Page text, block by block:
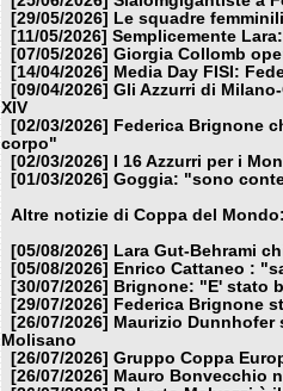
[29/05/2026]
Le squadre
[11/05/2026] Semplicemente
[07/05/2026] Giorgia Collomb
[14/04/2026] Media Day FISI:
[09/04/2026] Gli Azzurri di
XIV
[02/03/2026]
Federica Brignone
corpo"
[02/03/2026]
I 16 Azzurri per i
[01/03/2026] Goggia: "sono
Altre notizie di Coppa del
[05/08/2026]
Lara Gut-Behrami
[05/08/2026]
Enrico Cattaneo :
[30/07/2026]
Brignone: "E' stato
[29/07/2026]
Federica Brignone
[26/07/2026] Maurizio Dunnhofer
Molisano
[26/07/2026] Gruppo Coppa
[26/07/2026] Mauro Bonvecchio